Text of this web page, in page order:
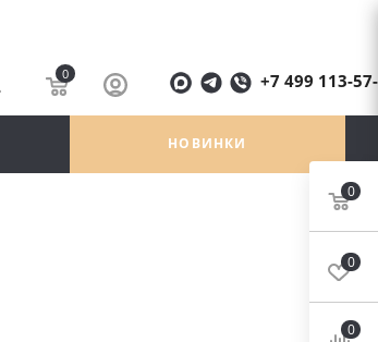
0 +7 499 113-
НОВИНКИ
0
0
0